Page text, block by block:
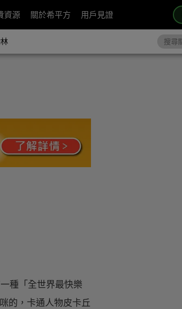
資源 關於希平方 用戶見證
種「全世界最快樂
的，卡通人物皮卡丘